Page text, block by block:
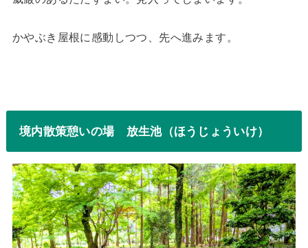
かやぶき屋根に感動しつつ、先へ進みます。
境内散策憩いの場 放生池（ほうじょういけ）